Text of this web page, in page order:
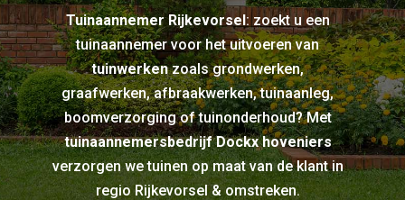
Tuinaannemer Rijkevorsel: zoekt u een
tuinaannemer voor het uitvoeren van
tuinwerkenzoals grondwerken,
graafwerken, afbraakwerken, tuinaanleg,
boomverzorging of tuinonderhoud? Met
tuinaannemersbedrijf Dockx hoveniers
verzorgen we tuinen op maat van de klant in
regio Rijkevorsel & omstreken.